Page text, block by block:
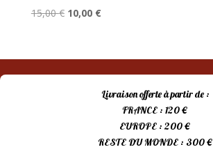
15,00€ Le
était :
15,00 €.
10,00 €Le
est :
10,00 €.
Livraison offerte à partir de :
FRANCE : 120 €
EUROPE : 200 €
RESTE DU MONDE : 300 €